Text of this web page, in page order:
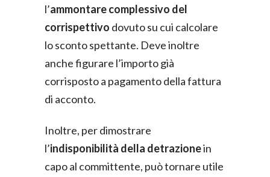
l’ammontare complessivo del
corrispettivo dovuto su cui calcolare
lo sconto spettante. Deve inoltre
anche figurare l’importo già
corrisposto a pagamento della fattura
di acconto.
Inoltre, per dimostrare
l’indisponibilità della detrazionein
capo al committente, può tornare utile